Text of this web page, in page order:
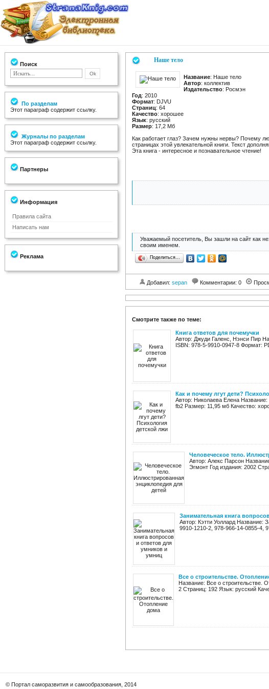
Поиск
По разделам
Этот параграф содержит ссылку.
Журналы по разделам
Этот параграф содержит ссылку.
Партнеры
Информация
Правила сайта
Написать нам
Реклама
Наше тело
Название: Наше тело
Автор: коллектив
Издательство: Росмэн
Год: 2010
Формат: DJVU
Страниц: 64
Качество: хорошее
Язык: русский
Размер: 17,2 Мб
Как работает глаз? Зачем нужны нервы? Почему
страницах этой увлекательной книги. Текст
Эта книга - интересное и познавательное чтение!
Уважаемый посетитель, Вы зашли на сайт как
своим именем.
Поделиться…
Добавил: sepan Комментарии: 0
Смотрите также по теме:
Книга ответов для почемучки
Автор: Джуди Галенс, Нэнси Пир
ISBN: 978-5-9910-0947-8 Формат:
Как и почему лгут дети?
Автор: Николаева Елена Название:
fb2 Размер: 11,95 мб Качество:
Человеческое тело.
Автор: Алекс Парсон
Эгмонт Год издания: 2002
Занимательная книга
Автор: Кэтти Уоллард Название:
9910-1210-2, 978-966-14-0855-4,
Все о строительстве.
Название: Все о строительстве.
2 Страниц: 192 Язык: русский
© Портал саморазвития и самообразования, 2014